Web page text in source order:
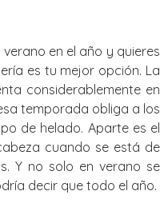
en el año y quieres
es tu mejor opción. La
considerablemente en
temporada obliga a los
de helado. Aparte es el
cuando se está de
Y no solo en verano se
decir que todo el año.